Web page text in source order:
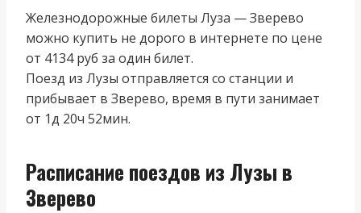
Железнодорожные билеты Луза — Зверево
можно купить не дорого в интернете по цене
от 4134 руб за один билет.
Поезд из Лузы отправляется со станции и
прибывает в Зверево, время в пути занимает
от 1д 20ч 52мин.
Расписание поездов из Лузы в
Зверево